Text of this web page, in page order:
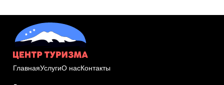
ГлавнаяУслугиО насКонтакты